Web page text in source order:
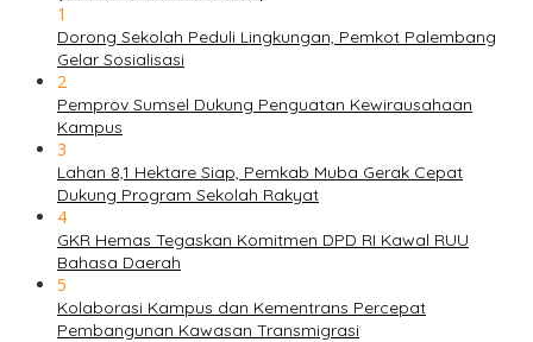
1
Dorong Sekolah Peduli Lingkungan, Pemkot Palembang
Gelar Sosialisasi
2
Pemprov Sumsel Dukung Penguatan Kewirausahaan
Kampus
3
Lahan 8,1 Hektare Siap, Pemkab Muba Gerak Cepat
Dukung Program Sekolah Rakyat
4
GKR Hemas Tegaskan Komitmen DPD RI Kawal RUU
Bahasa Daerah
5
Kolaborasi Kampus dan Kementrans Percepat
Pembangunan Kawasan Transmigrasi